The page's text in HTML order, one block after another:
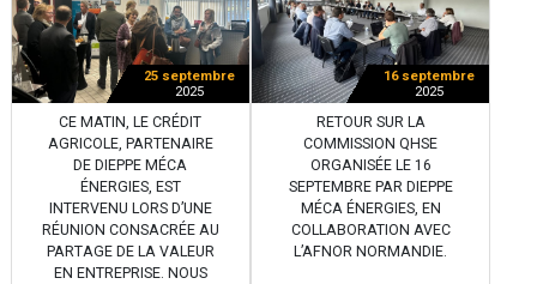
25 septembre
2025
CE MATIN, LE CRÉDIT
AGRICOLE, PARTENAIRE
DE DIEPPE MÉCA
ÉNERGIES, EST
INTERVENU LORS D’UNE
RÉUNION CONSACRÉE AU
PARTAGE DE LA VALEUR
EN ENTREPRISE. NOUS
16 septembre
2025
RETOUR SUR LA
COMMISSION QHSE
ORGANISÉE LE 16
SEPTEMBRE PAR DIEPPE
MÉCA ÉNERGIES, EN
COLLABORATION AVEC
L’AFNOR NORMANDIE.